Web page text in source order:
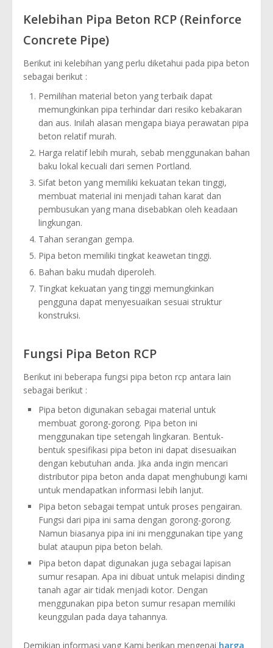
Kelebihan Pipa Beton RCP (Reinforce
Concrete Pipe)
Berikut ini kelebihan yang perlu diketahui pada pipa beton
sebagai berikut :
Pemilihan material beton yang terbaik dapat
memungkinkan pipa terhindar dari resiko kebakaran
dan aus. Inilah alasan mengapa biaya perawatan pipa
beton relatif murah.
Harga relatif lebih murah, sebab menggunakan bahan
baku lokal kecuali dari semen Portland.
Sifat beton yang memiliki kekuatan tekan tinggi,
membuat material ini menjadi tahan karat dan
pembusukan yang mana disebabkan oleh keadaan
lingkungan.
Tahan serangan gempa.
Pipa beton memiliki tingkat keawetan tinggi.
Bahan baku mudah diperoleh.
Tingkat kekuatan yang tinggi memungkinkan
pengguna dapat menyesuaikan sesuai struktur
konstruksi.
Fungsi Pipa Beton RCP
Berikut ini beberapa fungsi pipa beton rcp antara lain
sebagai berikut :
Pipa beton digunakan sebagai material untuk
membuat gorong-gorong. Pipa beton ini
menggunakan tipe setengah lingkaran. Bentuk-
bentuk spesifikasi pipa beton ini dapat disesuaikan
dengan kebutuhan anda. Jika anda ingin mencari
distributor pipa beton anda dapat menghubungi kami
untuk mendapatkan informasi lebih lanjut.
Pipa beton sebagai tempat untuk proses pengairan.
Fungsi dari pipa ini sama dengan gorong-gorong.
Namun biasanya pipa ini ini menggunakan tipe yang
bulat ataupun pipa beton belah.
Pipa beton dapat digunakan juga sebagai lapisan
sumur resapan. Apa ini dibuat untuk melapisi dinding
tanah agar air tidak menjadi kotor. Dengan
menggunakan pipa beton sumur resapan memiliki
keunggulan pada daya tahannya.
Demikian informasi yang Kami berikan mengenai harga